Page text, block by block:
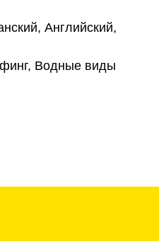
Английский,
Водные виды